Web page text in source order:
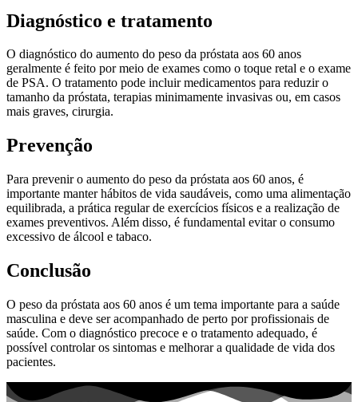
Diagnóstico e tratamento
O diagnóstico do aumento do peso da próstata aos 60 anos
geralmente é feito por meio de exames como o toque retal e o exame
de PSA. O tratamento pode incluir medicamentos para reduzir o
tamanho da próstata, terapias minimamente invasivas ou, em casos
mais graves, cirurgia.
Prevenção
Para prevenir o aumento do peso da próstata aos 60 anos, é
importante manter hábitos de vida saudáveis, como uma alimentação
equilibrada, a prática regular de exercícios físicos e a realização de
exames preventivos. Além disso, é fundamental evitar o consumo
excessivo de álcool e tabaco.
Conclusão
O peso da próstata aos 60 anos é um tema importante para a saúde
masculina e deve ser acompanhado de perto por profissionais de
saúde. Com o diagnóstico precoce e o tratamento adequado, é
possível controlar os sintomas e melhorar a qualidade de vida dos
pacientes.